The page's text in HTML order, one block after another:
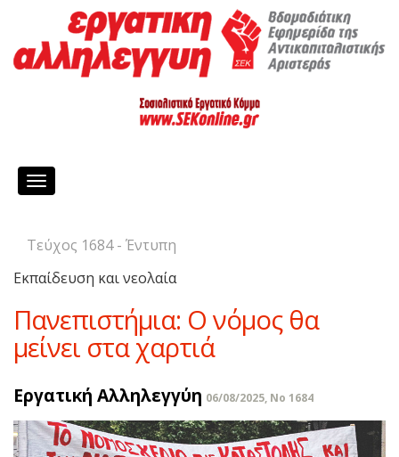
Toggle
Τεύχος 1684 - Έντυπη
Εκπαίδευση και νεολαία
Πανεπιστήμια: Ο νόμος θα
μείνει στα χαρτιά
Εργατική Αλληλεγγύη 06/08/2025, No 1684